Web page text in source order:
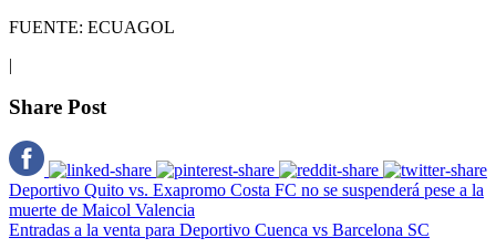
FUENTE: ECUAGOL
|
Share Post
Deportivo Quito vs. Exapromo Costa FC no se suspenderá pese a la
muerte de Maicol Valencia
Entradas a la venta para Deportivo Cuenca vs Barcelona SC